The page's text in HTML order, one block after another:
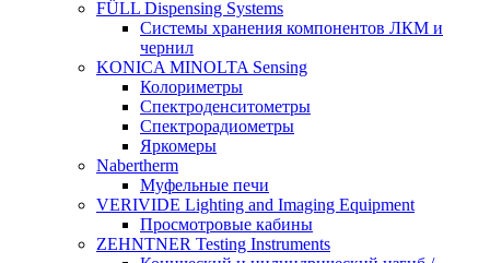
FÜLL Dispensing Systems
Системы хранения компонентов ЛКМ и
чернил
KONICA MINOLTA Sensing
Колориметры
Спектроденситометры
Спектрорадиометры
Яркомеры
Nabertherm
Муфельные печи
VERIVIDE Lighting and Imaging Equipment
Просмотровые кабины
ZEHNTNER Testing Instruments